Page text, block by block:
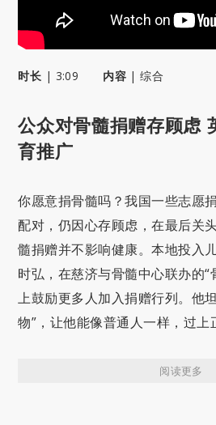
时长 | 3:09 内容 |综合
公众对骨髓捐赠存顾虑
育推广
你愿意捐骨髓吗？我国一些志愿
配对，仍因心存顾虑，在最后关
髓捐赠并不影响健康。本地投入
时弘，在慈济与骨髓中心联办的“
上鼓励更多人加入捐赠行列。他
物”，让他能像普通人一样，过上
阅读更多